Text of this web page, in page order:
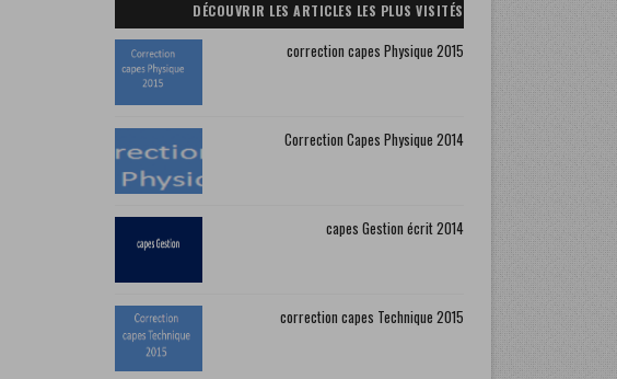
DÉCOUVRIR LES ARTICLES LES PLUS VISITÉS
correction capes Physique 2015
Correction Capes Physique 2014
capes Gestion écrit 2014
correction capes Technique 2015